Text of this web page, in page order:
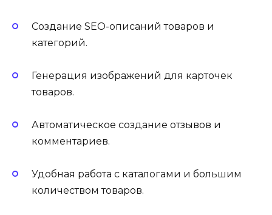
Создание SEO-описаний товаров и
категорий.
Генерация изображений для карточек
товаров.
Автоматическое создание отзывов и
комментариев.
Удобная работа с каталогами и большим
количеством товаров.